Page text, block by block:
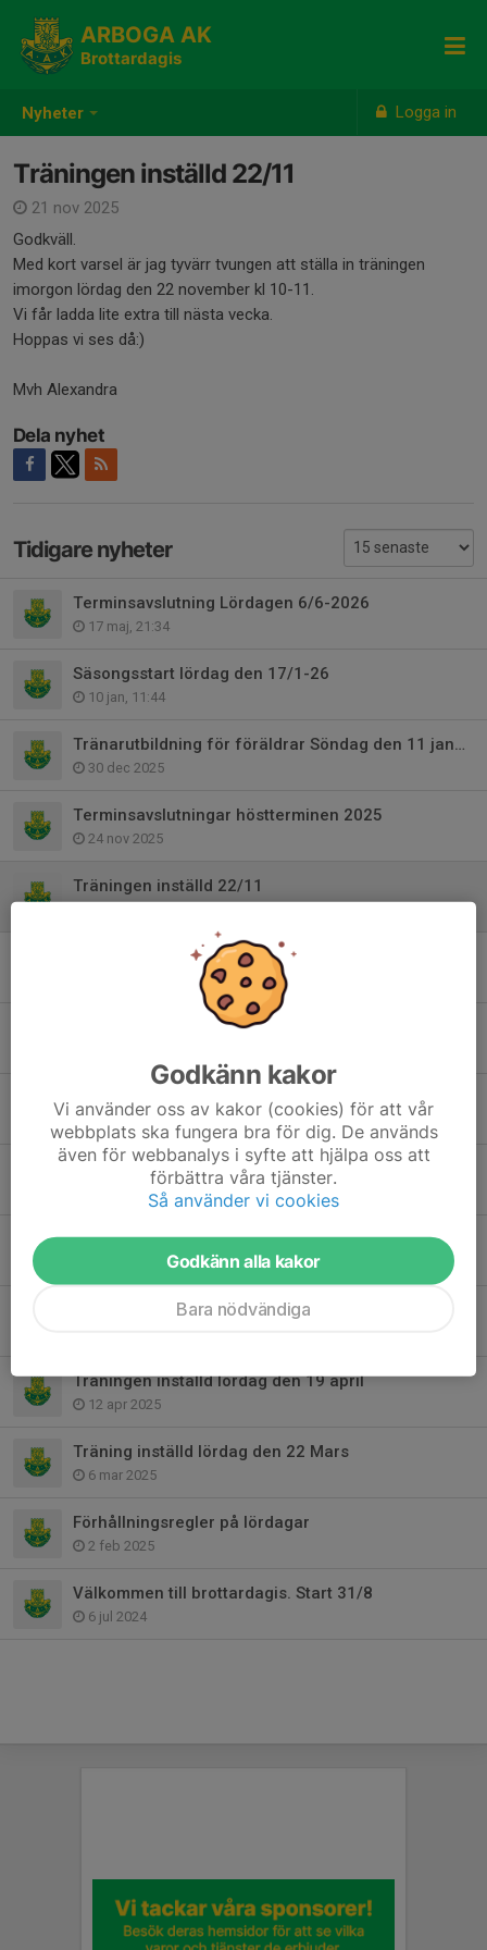
Nyheter Logga in
ARBOGA AK
Brottardagis
Träningen inställd 22/11
21 nov 2025
Godkväll.
Med kort varsel är jag tyvärr tvungen att ställa in träningen
imorgon lördag den 22 november kl 10-11.
Vi får ladda lite extra till nästa vecka.
Hoppas vi ses då:)
Mvh Alexandra
Dela nyhet
Tidigare nyheter
Terminsavslutning Lördagen 6/6-2026
17 maj, 21:34
Säsongsstart lördag den 17/1-26
10 jan, 11:44
Tränarutbildning för föräldrar Söndag den 11 januari
30 dec 2025
Terminsavslutningar höstterminen 2025
24 nov 2025
Träningen inställd 22/11
Tränarutbildning för föräldrar den 11 januari 2026
Förändring i träningsgrupperna
Tillfällig ingång till brottarlokalen
19 aug 2025
Terminsstart hösten 2025
5 aug 2025
Terminsavslutning
Träningen inställd 3 maj
Träningen inställd lördag den 19 april
12 apr 2025
Träning inställd lördag den 22 Mars
6 mar 2025
Förhållningsregler på lördagar
2 feb 2025
Välkommen till brottardagis. Start 31/8
6 jul 2024
Godkänn kakor
Vi använder oss av kakor (cookies) för att vår
webbplats ska fungera bra för dig. De används
även för webbanalys i syfte att hjälpa oss att
förbättra våra tjänster.
Så använder vi cookies
Godkänn alla kakor
Bara nödvändiga